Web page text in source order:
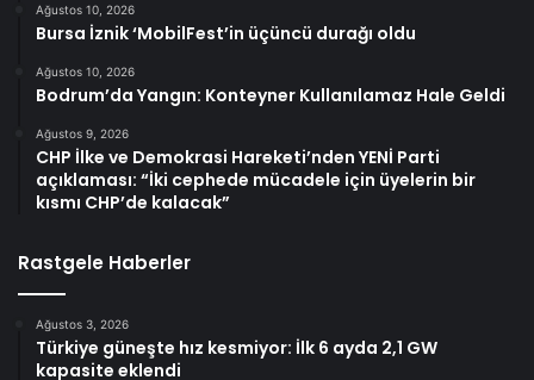
Ağustos 10, 2026
Bursa İznik ‘MobilFest’in üçüncü durağı oldu
Ağustos 10, 2026
Bodrum’da Yangın: Konteyner Kullanılamaz Hale Geldi
Ağustos 9, 2026
CHP İlke ve Demokrasi Hareketi’nden YENİ Parti
açıklaması: “İki cephede mücadele için üyelerin bir
kısmı CHP’de kalacak”
Rastgele Haberler
Ağustos 3, 2026
Türkiye güneşte hız kesmiyor: İlk 6 ayda 2,1 GW
kapasite eklendi